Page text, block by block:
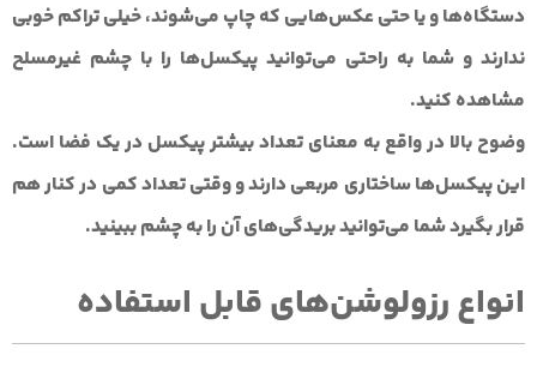
دستگاه‌ها و یا حتی عکس‌هایی که چاپ می‌شوند، خیلی تراکم خوبی
ندارند و شما به ‌راحتی می‌توانید پیکسل‌ها را با چشم غیرمسلح
مشاهده کنید.
وضوح بالا در واقع به معنای تعداد بیشتر پیکسل در یک فضا است.
این پیکسل‌ها ساختاری مربعی دارند و وقتی تعداد کمی در کنار هم
قرار بگیرد شما می‌توانید بریدگی‌های آن را به چشم ببینید.
انواع رزولوشن‌های قابل‌ استفاده